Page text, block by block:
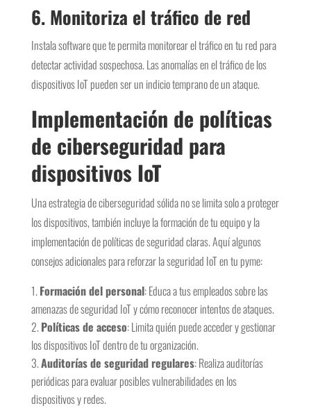
6. Monitoriza el tráfico de red
Instala software que te permita monitorear el tráfico en tu red para
detectar actividad sospechosa. Las anomalías en el tráfico de los
dispositivos IoT pueden ser un indicio temprano de un ataque.
Implementación de políticas
de ciberseguridad para
dispositivos IoT
Una estrategia de ciberseguridad sólida no se limita solo a proteger
los dispositivos, también incluye la formación de tu equipo y la
implementación de políticas de seguridad claras. Aquí algunos
consejos adicionales para reforzar la seguridad IoT en tu pyme:
Formación del personal: Educa a tus empleados sobre las
amenazas de seguridad IoT y cómo reconocer intentos de ataques.
Políticas de acceso: Limita quién puede acceder y gestionar
los dispositivos IoT dentro de tu organización.
Auditorías de seguridad regulares: Realiza auditorías
periódicas para evaluar posibles vulnerabilidades en los
dispositivos y redes.